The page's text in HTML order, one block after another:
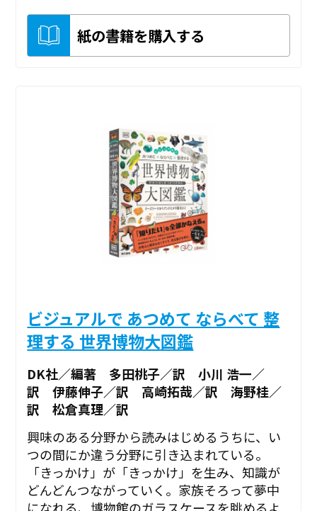
紙の書籍を購入する
ビジュアルで あつめて ならべて 整
理する 世界博物大図鑑
DK社／編著 多田桃子／訳 小川 浩一／
訳 伊藤伸子／訳 高崎拓哉／訳 海野桂／
訳 松倉真理／訳
興味のある分野から読みはじめるうちに、い
つの間にか違う分野に引き込まれている。
「きっかけ」が「きっかけ」を生み、知識が
どんどんつながっていく。家族そろって夢中